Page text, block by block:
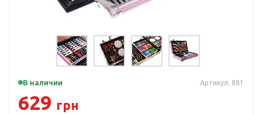
В наличии Артикул: 881
629 грн